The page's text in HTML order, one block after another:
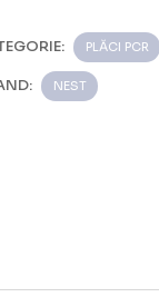
PLĂCI PCR
NEST